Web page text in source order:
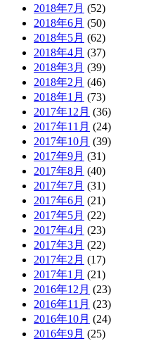
2018年7月 (52)
2018年6月 (50)
2018年5月 (62)
2018年4月 (37)
2018年3月 (39)
2018年2月 (46)
2018年1月 (73)
2017年12月 (36)
2017年11月 (24)
2017年10月 (39)
2017年9月 (31)
2017年8月 (40)
2017年7月 (31)
2017年6月 (21)
2017年5月 (22)
2017年4月 (23)
2017年3月 (22)
2017年2月 (17)
2017年1月 (21)
2016年12月 (23)
2016年11月 (23)
2016年10月 (24)
2016年9月 (25)